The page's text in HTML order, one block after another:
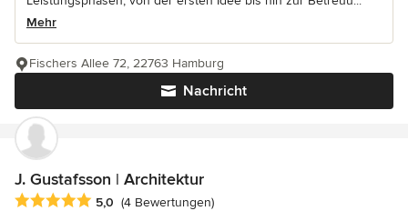
Mehr
Nachricht
Fischers Allee 72, 22763 Hamburg
J. Gustafsson | Architektur
Durchschnittliche Bewertung: 5 von 5 Sternen
5,0 (4 Bewertungen)